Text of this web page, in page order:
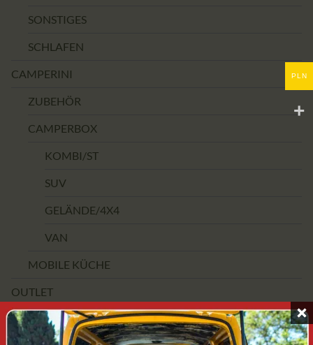
SONSTIGES
SCHLAFEN
CAMPERINI
ZUBEHÖR
CAMPERBOX
KOMBI/ST
SUV
GELÄNDE/4X4
VAN
MOBILE KÜCHE
OUTLET
PREISSPANNE
PLN